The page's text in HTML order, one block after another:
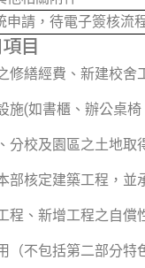
申請，待電子簽核流
目
修繕經費、新建校
施(如書櫃、辦公桌
分校及園區之土地取
部核定建築工程，並
程、新增工程之自
（不包括第二部分